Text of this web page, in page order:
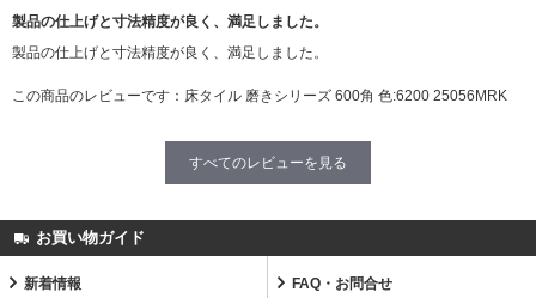
製品の仕上げと寸法精度が良く、満足しました。
製品の仕上げと寸法精度が良く、満足しました。
この商品のレビューです： 床タイル 磨きシリーズ 600角 色:6200 25056MRK
すべてのレビューを見る
お買い物ガイド
新着情報 FAQ・お問合せ